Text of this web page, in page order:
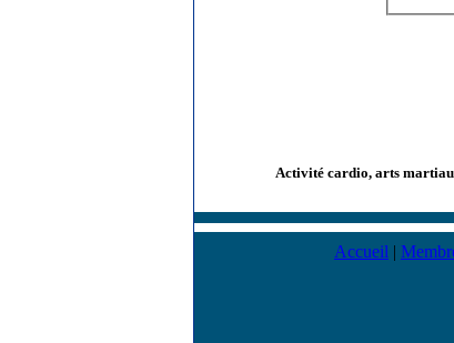
Activité cardio, arts
Accueil |